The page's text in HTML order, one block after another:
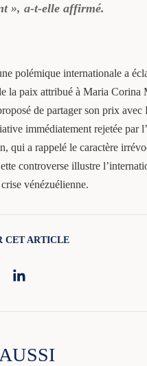
», a-t-elle affirmé.
polémique internationale a
la paix attribué à Maria Corina
de partager son prix avec
immédiatement rejetée par
qui a rappelé le caractère
controverse illustre
vénézuélienne.
CET ARTICLE